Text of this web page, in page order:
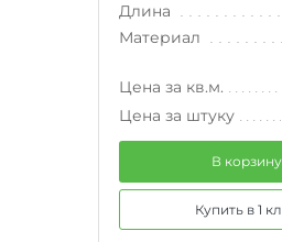
Длина
Материал
Цена за кв.м.
Цена за штуку
В корзину
Купить в 1